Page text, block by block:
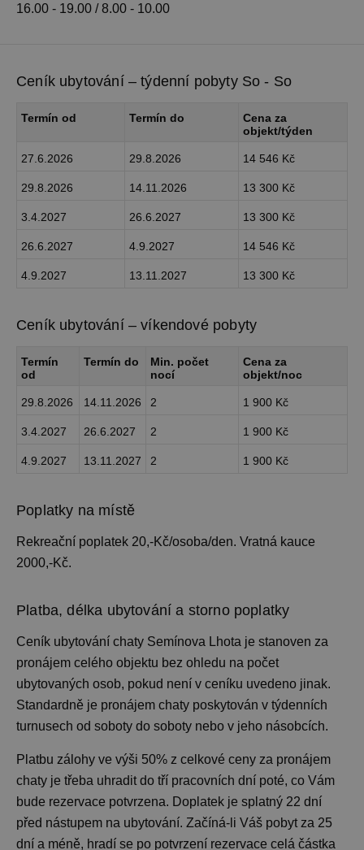
16.00 - 19.00 / 8.00 - 10.00
Ceník ubytování – týdenní pobyty So - So
Termín od Termín do
Cena za
objekt/týden
27.6.2026 29.8.2026 14 546 Kč
29.8.2026 14.11.2026 13 300 Kč
3.4.2027 26.6.2027 13 300 Kč
26.6.2027 4.9.2027 14 546 Kč
4.9.2027 13.11.2027 13 300 Kč
Ceník ubytování – víkendové pobyty
Termín
od
Termín do
Min. počet
nocí
Cena za
objekt/noc
29.8.2026 14.11.2026 2 1 900 Kč
3.4.2027 26.6.2027 2 1 900 Kč
4.9.2027 13.11.2027 2 1 900 Kč
Poplatky na místě
Rekreační poplatek 20,-Kč/osoba/den. Vratná kauce
2000,-Kč.
Platba, délka ubytování a storno poplatky
Ceník ubytování chaty Semínova Lhota je stanoven za
pronájem celého objektu bez ohledu na počet
ubytovaných osob, pokud není v ceníku uvedeno jinak.
Standardně je pronájem chaty poskytován v týdenních
turnusech od soboty do soboty nebo v jeho násobcích.
Platbu zálohy ve výši 50% z celkové ceny za pronájem
chaty je třeba uhradit do tří pracovních dní poté, co Vám
bude rezervace potvrzena. Doplatek je splatný 22 dní
před nástupem na ubytování. Začíná-li Váš pobyt za 25
dní a méně, hradí se po potvrzení rezervace celá částka